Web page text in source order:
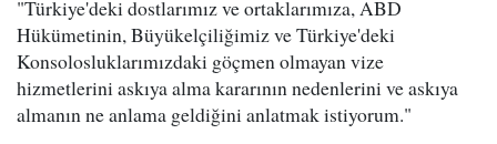
"Türkiye'deki dostlarımız ve ortaklarımıza, ABD
Hükümetinin, Büyükelçiliğimiz ve Türkiye'deki
Konsolosluklarımızdaki göçmen olmayan vize
hizmetlerini askıya alma kararının nedenlerini ve askıya
almanın ne anlama geldiğini anlatmak istiyorum."